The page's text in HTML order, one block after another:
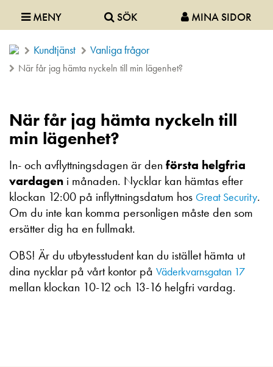
MENY SÖK MINA SIDOR
Kundtjänst Vanliga frågor
När får jag hämta nyckeln till min lägenhet?
När får jag hämta nyckeln till
min lägenhet?
In- och avflyttningsdagen är den första helgfria
vardagen i månaden. Nycklar kan hämtas efter
klockan 12:00 på inflyttningsdatum hos Great Security.
Om du inte kan komma personligen måste den som
ersätter dig ha en fullmakt.
OBS! Är du utbytesstudent kan du istället hämta ut
dina nycklar på vårt kontor på Väderkvarnsgatan 17
mellan klockan 10-12 och 13-16 helgfri vardag.